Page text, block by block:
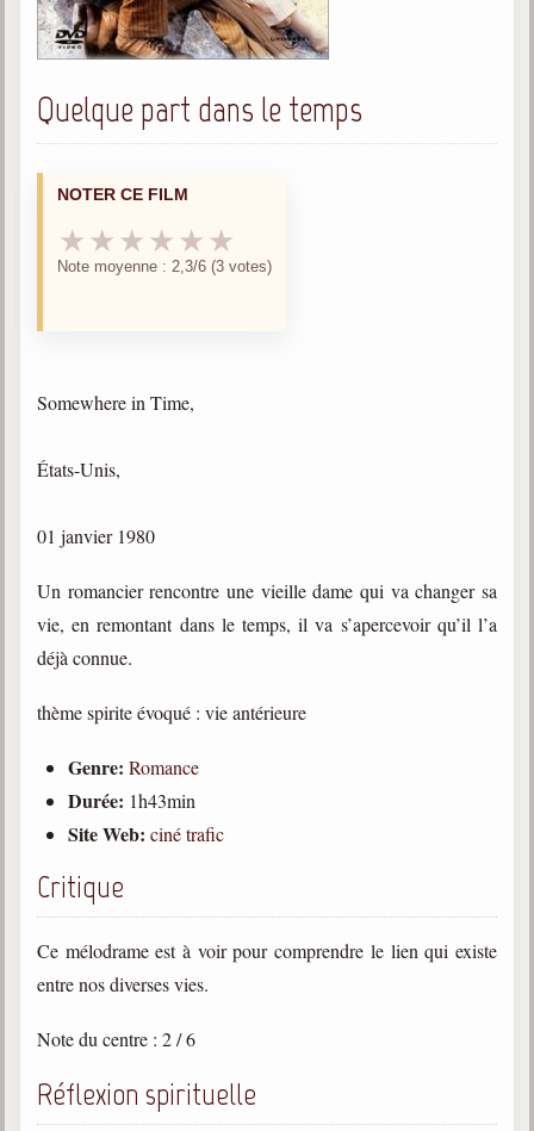
Journal trimestriel
Newsletters
Sujets du mois
Enregistrements
Enseignement
L'Agora
Consultez les réponses
Posez votre question
Photos et vidéoscope
Galerie photos
Vidéoscope
Vidéos courtes de Divaldo
Centres spirites
France
Quelque part dans le temps
NOTER CE FILM
★ ★ ★ ★ ★ ★
Note moyenne : 2,3/6 (3 votes)
Somewhere in Time,
États-Unis,
01 janvier 1980
Un romancier rencontre une vieille dame qui va changer sa
vie, en remontant dans le temps, il va s’apercevoir qu’il l’a
déjà connue.
thème spirite évoqué : vie antérieure
Genre: Romance
Durée: 1h43min
Site Web: ciné trafic
Critique
Ce mélodrame est à voir pour comprendre le lien qui existe
entre nos diverses vies.
Note du centre : 2 / 6
Réflexion spirituelle